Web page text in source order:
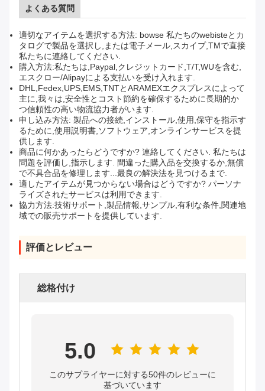
よくある質問
適切なアイテムを選択する方法: bowse 私たちのwebisteとカ
タログで製品を選択し,または電子メール,スカイプ,TMで直接
私たちに連絡してください.
購入方法:私たちは,Paypal,クレジットカード,T/T,WUを含む,
エスクロー/Alipayによる支払いを受け入れます.
DHL,Fedex,UPS,EMS,TNTとARAMEXエクスプレスによって
主に,我々は,安全性とコスト節約を確保するために長期的か
つ信頼性の高い物流協力者がいます.
申し込み方法: 製品への接続,インストール,使用,保守を指示す
るために,使用説明書,ソフトウェア,オンラインサービスを提
供します.
商品に何かあったらどうですか? 連絡してください. 私たちは
問題を評価し,指示します. 間違った購入品を交換するか,無償
で不具合品を修理します...最良の解決法を見つけるまで.
適したアイテムが見つからない場合はどうですか? パーソナ
ライズされたサービスは利用できます.
協力方法:技術サポート,製品情報,サンプル,有利な条件,関連地
域での販売サポートを提供しています.
評価とレビュー
総格付け
5.0
このサプライヤーに対する50件のレビューに
基づいています